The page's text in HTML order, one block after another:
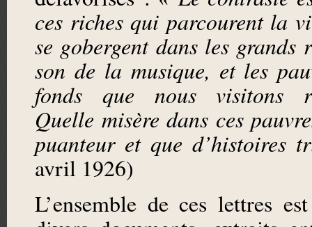
ces riches qui parcourent la
se gobergent dans les grands
son de la musique, et les
fonds que nous visitons
Quelle misère dans ces
puanteur et que d’histoires
avril 1926)
L’ensemble de ces lettres